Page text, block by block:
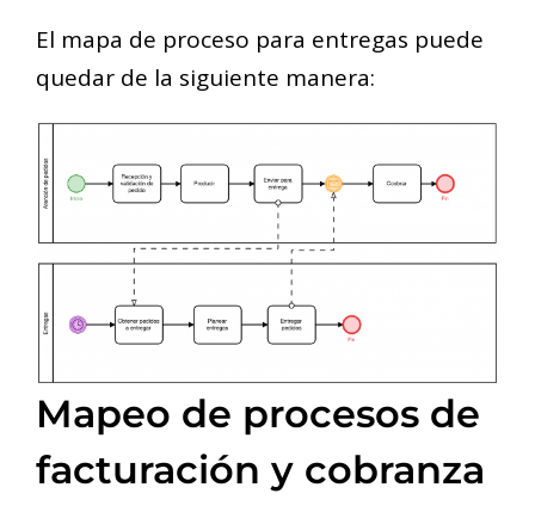
El mapa de proceso para entregas puede
quedar de la siguiente manera:
Mapeo de procesos de
facturación y cobranza